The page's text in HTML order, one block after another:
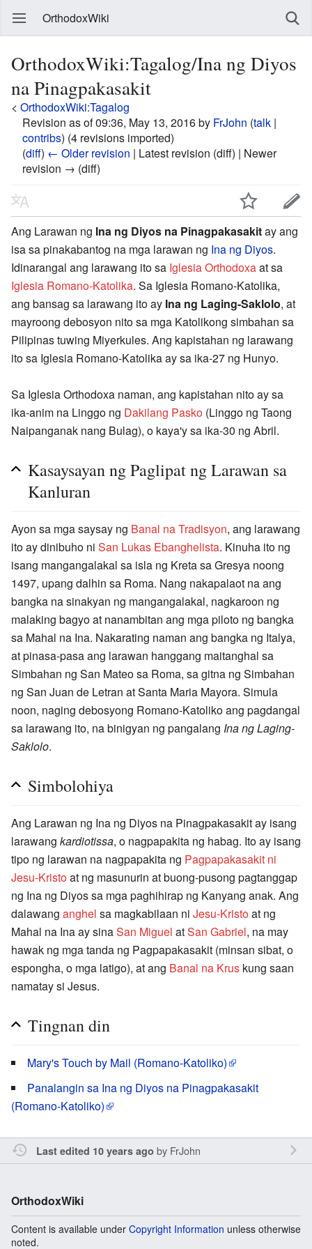
OrthodoxWiki
OrthodoxWiki:Tagalog/Ina ng Diyos
na Pinagpakasakit
< OrthodoxWiki:Tagalog
Revision as of 09:36, May 13, 2016 by FrJohn (talk |
contribs) (4 revisions imported)
(diff) ← Older revision | Latest revision (diff) | Newer
revision → (diff)
Ang Larawan ng Ina ng Diyos na Pinagpakasakitay ang
isa sa pinakabantog na mga larawan ng Ina ng Diyos.
Idinarangal ang larawang ito sa Iglesia Orthodoxaat sa
Iglesia Romano-Katolika. Sa Iglesia Romano-Katolika,
ang bansag sa larawang ito ay Ina ng Laging-Saklolo, at
mayroong debosyon nito sa mga Katolikong simbahan sa
Pilipinas tuwing Miyerkules. Ang kapistahan ng larawang
ito sa Iglesia Romano-Katolika ay sa ika-27 ng Hunyo.
Sa Iglesia Orthodoxa naman, ang kapistahan nito ay sa
ika-anim na Linggo ng Dakilang Pasko (Linggo ng Taong
Naipanganak nang Bulag), o kaya'y sa ika-30 ng Abril.
Kasaysayan ng Paglipat ng Larawan sa
Kanluran
Ayon sa mga saysay ng Banal na Tradisyon, ang larawang
ito ay dinibuho ni San Lukas Ebanghelista. Kinuha ito ng
isang mangangalakal sa isla ng Kreta sa Gresya noong
1497, upang dalhin sa Roma. Nang nakapalaot na ang
bangka na sinakyan ng mangangalakal, nagkaroon ng
malaking bagyo at nanambitan ang mga piloto ng bangka
sa Mahal na Ina. Nakarating naman ang bangka ng Italya,
at pinasa-pasa ang larawan hanggang maitanghal sa
Simbahan ng San Mateo sa Roma, sa gitna ng Simbahan
ng San Juan de Letran at Santa Maria Mayora. Simula
noon, naging debosyong Romano-Katoliko ang pagdangal
sa larawang ito, na binigyan ng pangalang Ina ng Laging-
Saklolo.
Simbolohiya
Ang Larawan ng Ina ng Diyos na Pinagpakasakit ay isang
larawang kardiotissa, o nagpapakita ng habag. Ito ay isang
tipo ng larawan na nagpapakita ng Pagpapakasakit ni
Jesu-Kristoat ng masunurin at buong-pusong pagtanggap
ng Ina ng Diyos sa mga paghihirap ng Kanyang anak. Ang
dalawang anghel sa magkabilaan ni Jesu-Kristoat ng
Mahal na Ina ay sinaSan Miguel atSan Gabriel, na may
hawak ng mga tanda ng Pagpapakasakit (minsan sibat, o
espongha, o mga latigo), at ang Banal na Krus kung saan
namatay si Jesus.
Tingnan din
Mary's Touch by Mail (Romano-Katoliko)
Panalangin sa Ina ng Diyos na Pinagpakasakit
(Romano-Katoliko)
Last edited 10 years ago by FrJohn
OrthodoxWiki
Content is available under Copyright Information unless otherwise
noted.